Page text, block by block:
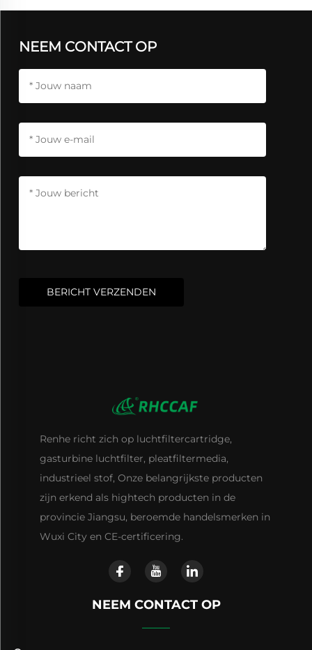
NEEM CONTACT OP
BERICHT VERZENDEN
Renhe richt zich op luchtfiltercartridge,
gasturbine luchtfilter, pleatfiltermedia,
industrieel stof, Onze belangrijkste producten
zijn erkend als hightech producten in de
provincie Jiangsu, beroemde handelsmerken in
Wuxi City en CE-certificering.
NEEM CONTACT OP